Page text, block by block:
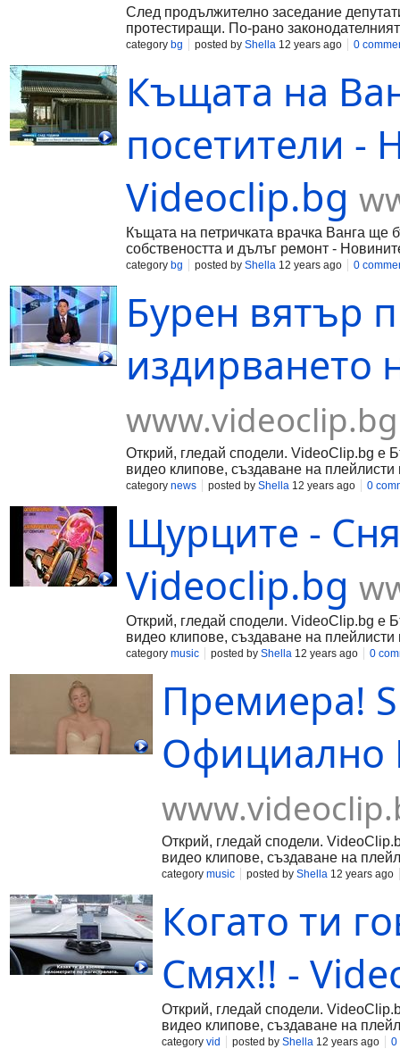
След продължително заседание
протестиращи. По-рано
category bg posted by Shella 12 years ago 0
Къщата на
посетители -
Videoclip.bg
Къщата на петричката врачка Ванга ще
собствеността и дълъг ремонт -
category bg posted by Shella 12 years ago 0
Бурен вятър
издирването
www.videoclip.bg
Открий, гледай сподели. VideoClip.bg е
видео клипове, създаване на плейлисти
category news posted by Shella 12 years ago 0
Щурците -
Videoclip.bg
Открий, гледай сподели. VideoClip.bg е
видео клипове, създаване на плейлисти
category music posted by Shella 12 years ago 0
Премиера!
Официално
Открий, гледай сподели.
видео клипове, създаване на
category music posted by Shella 12 years ago
Когато ти
Смях!! -
Открий, гледай сподели.
видео клипове, създаване на
category vid posted by Shella 12 years ago 0